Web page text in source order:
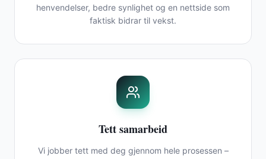
henvendelser, bedre synlighet og en nettside som
faktisk bidrar til vekst.
Tett samarbeid
Vi jobber tett med deg gjennom hele prosessen –